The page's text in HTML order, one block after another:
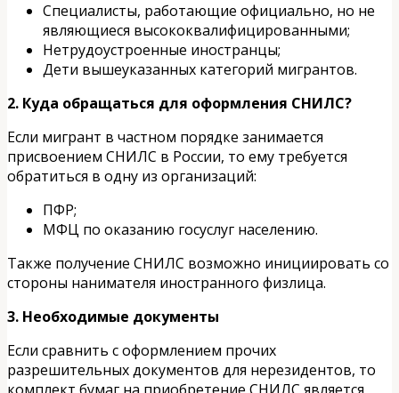
Специалисты, работающие официально, но не
являющиеся высококвалифицированными;
Нетрудоустроенные иностранцы;
Дети вышеуказанных категорий мигрантов.
2. Куда обращаться для оформления СНИЛС?
Если мигрант в частном порядке занимается
присвоением СНИЛС в России, то ему требуется
обратиться в одну из организаций:
ПФР;
МФЦ по оказанию госуслуг населению.
Также получение СНИЛС возможно инициировать со
стороны нанимателя иностранного физлица.
3. Необходимые документы
Если сравнить с оформлением прочих
разрешительных документов для нерезидентов, то